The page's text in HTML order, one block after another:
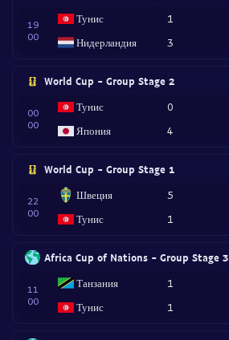
19
00
Тунис
Нидерландия
1
3
World Cup - Group Stage 2
00
00
Тунис
Япония
0
4
World Cup - Group Stage 1
22
00
Швеция
Тунис
5
1
Africa Cup of Nations - Group Stage 3
11
00
Танзания
Тунис
1
1